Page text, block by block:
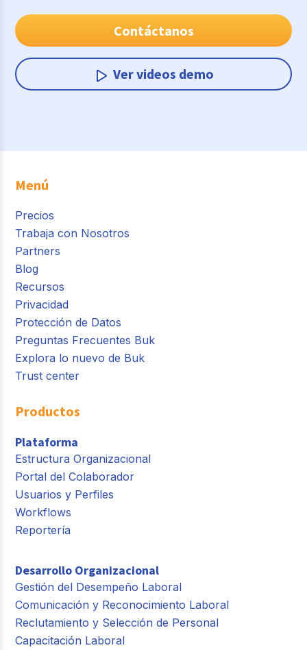
Contáctanos
Ver videos demo
Menú
Precios
Trabaja con Nosotros
Partners
Blog
Recursos
Privacidad
Protección de Datos
Preguntas Frecuentes Buk
Explora lo nuevo de Buk
Trust center
Productos
Plataforma
Estructura Organizacional
Portal del Colaborador
Usuarios y Perfiles
Workflows
Reportería
Desarrollo Organizacional
Gestión del Desempeño Laboral
Comunicación y Reconocimiento Laboral
Reclutamiento y Selección de Personal
Capacitación Laboral